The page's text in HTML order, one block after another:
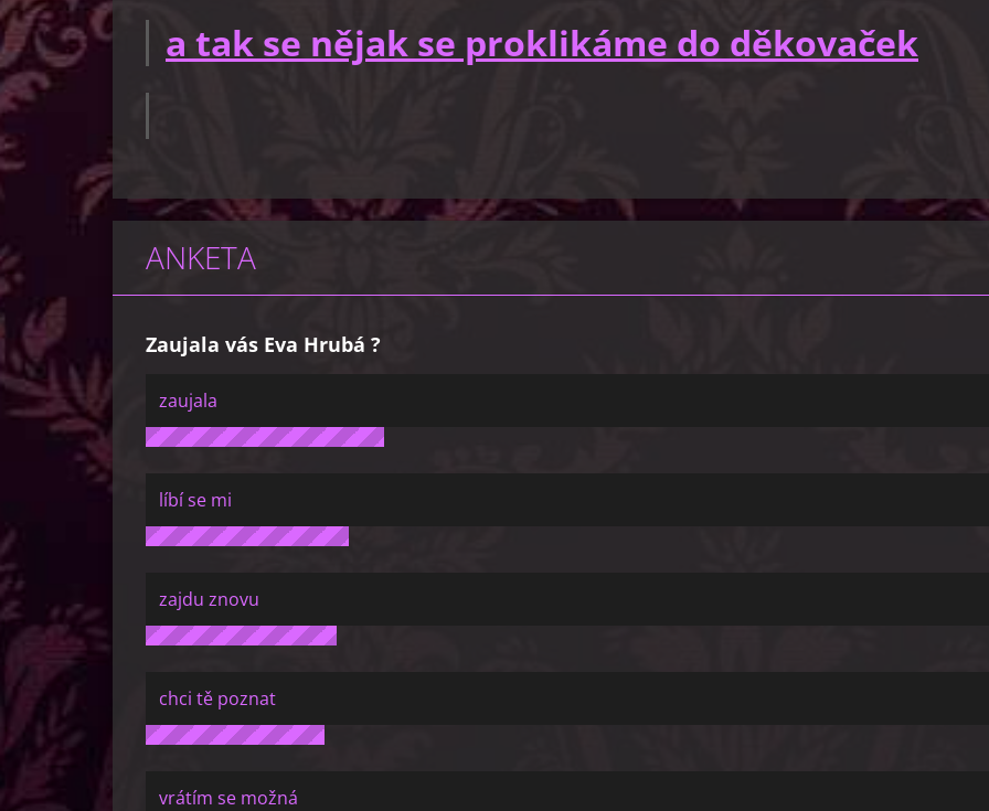
a tak se nějak se proklikáme do děkovaček
ANKETA
Zaujala vás Eva Hrubá ?
zaujala
líbí se mi
zajdu znovu
chci tě poznat
vrátím se možná